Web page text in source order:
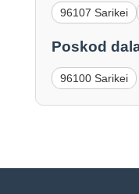
96107 Sarikei
Poskod
96100 Sarikei